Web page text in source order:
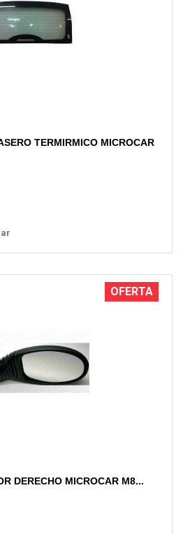
TERMIRMICO MICROCAR
OFERTA
DERECHO MICROCAR M8...